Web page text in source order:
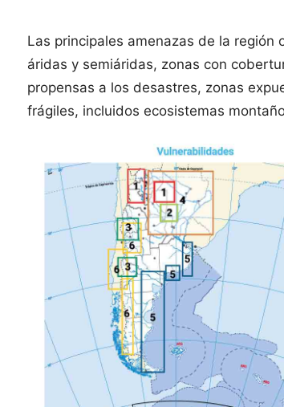
Las principales amenazas de la
áridas y semiáridas, zonas con
propensas a los desastres, zonas
frágiles, incluidos ecosistemas